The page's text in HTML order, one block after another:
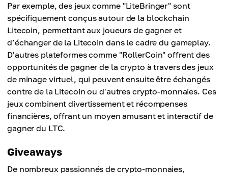
Par exemple, des jeux comme "LiteBringer" sont
spécifiquement conçus autour de la blockchain
Litecoin, permettant aux joueurs de gagner et
d’échanger de la Litecoin dans le cadre du gameplay.
D'autres plateformes comme "RollerCoin" offrent des
opportunités de gagner de la crypto à travers des jeux
de minage virtuel, qui peuvent ensuite être échangés
contre de la Litecoin ou d'autres crypto-monnaies. Ces
jeux combinent divertissement et récompenses
financières, offrant un moyen amusant et interactif de
gagner du LTC.
Giveaways
De nombreux passionnés de crypto-monnaies,